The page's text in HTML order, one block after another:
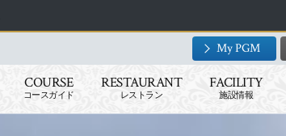
My PGM
COURSE
コースガイド
RESTAURANT
レストラン
FACILITY
施設情報